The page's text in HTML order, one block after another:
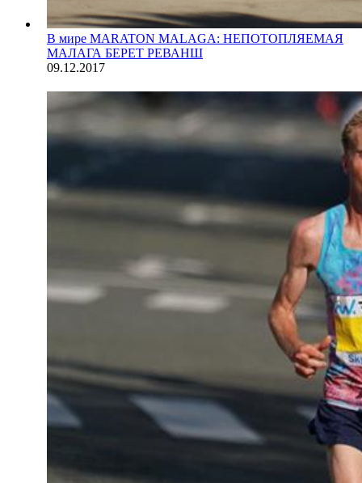
В мире MARATON MALAGA: НЕПОТОПЛЯЕМАЯ
МАЛАГА БЕРЕТ РЕВАНШ
09.12.2017